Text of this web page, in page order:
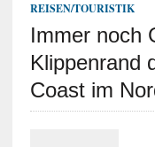
REISEN/TOURISTIK
Immer noch
Klippenrand
Coast im